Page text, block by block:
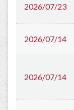
2026/07/23
2026/07/14
2026/07/14